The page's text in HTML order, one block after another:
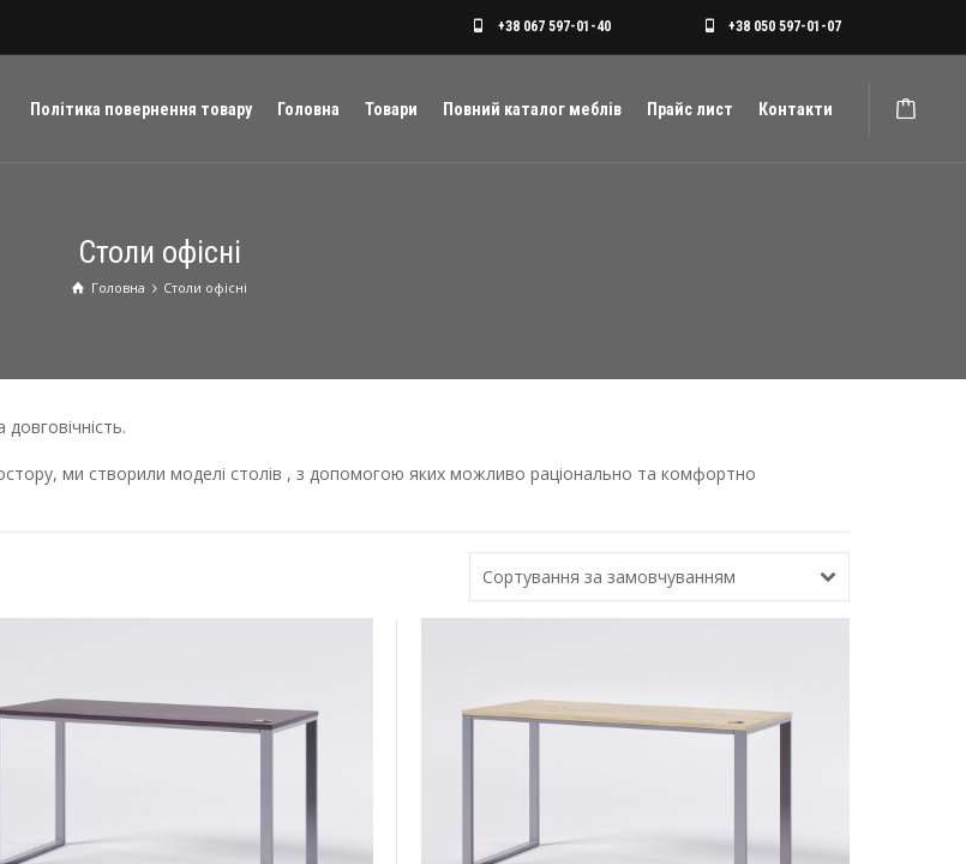
+38 067 597-01-40 +38 050 597-01-07
Політика повернення товару Головна Товари Повний каталог меблів Прайс лист Контакти
Столи oфісні
Головна Столи oфісні
ми створили моделі столів , з допомогою яких можливо раціонально та комфортно
Сортування за замовчуванням